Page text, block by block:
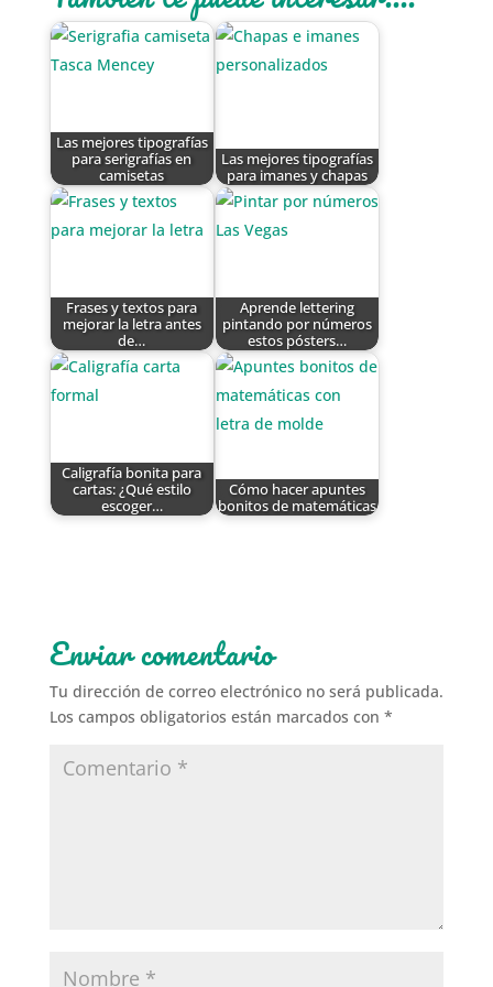
Las mejores tipografías
para serigrafías en
camisetas
Las mejores tipografías
para imanes y chapas
Frases y textos para
mejorar la letra antes
de…
Aprende lettering
pintando por números
estos pósters…
Caligrafía bonita para
cartas: ¿Qué estilo
escoger…
Cómo hacer apuntes
bonitos de matemáticas
Enviar comentario
Tu dirección de correo electrónico no será publicada.
Los campos obligatorios están marcados con *